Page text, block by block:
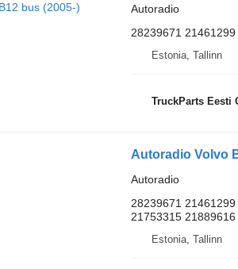
Autoradio
28239671
Estonia, Tallinn
TruckParts Eesti
Autoradio Volvo
Autoradio
28239671
21753315
Estonia, Tallinn